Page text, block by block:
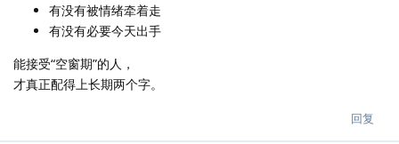
有没有被情绪牵着走
有没有必要今天出手
能接受“空窗期”的人，
才真正配得上长期两个字。
回复